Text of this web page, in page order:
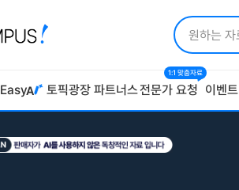
Easy 토픽광장 파트너스전문가 요청
1:1 맞춤자료
이벤트